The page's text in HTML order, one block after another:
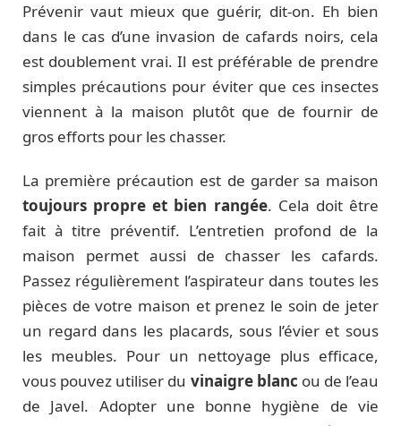
Prévenir vaut mieux que guérir, dit-on. Eh bien
dans le cas d’une invasion de cafards noirs, cela
est doublement vrai. Il est préférable de prendre
simples précautions pour éviter que ces insectes
viennent à la maison plutôt que de fournir de
gros efforts pour les chasser.
La première précaution est de garder sa maison
toujours propre et bien rangée. Cela doit être
fait à titre préventif. L’entretien profond de la
maison permet aussi de chasser les cafards.
Passez régulièrement l’aspirateur dans toutes les
pièces de votre maison et prenez le soin de jeter
un regard dans les placards, sous l’évier et sous
les meubles. Pour un nettoyage plus efficace,
vous pouvez utiliser du vinaigre blanc ou de l’eau
de Javel. Adopter une bonne hygiène de vie